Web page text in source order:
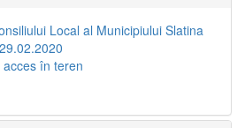
Local al Municipiului Slatina
în teren